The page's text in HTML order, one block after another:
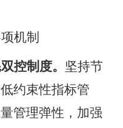
机制
控制度。 坚持节
约束性指标管
管理弹性，加强